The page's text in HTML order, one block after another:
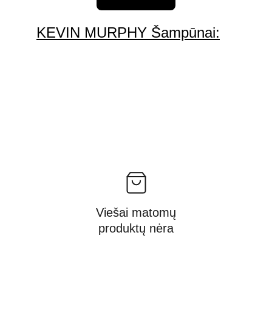
KEVIN MURPHY Šampūnai:
Viešai matomų
produktų nėra